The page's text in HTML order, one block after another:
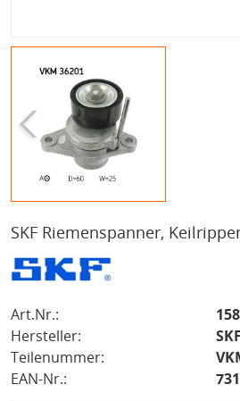
SKF Riemenspanner,
Art.Nr.:
Hersteller:
SKF
Teilenummer:
EAN-Nr.: